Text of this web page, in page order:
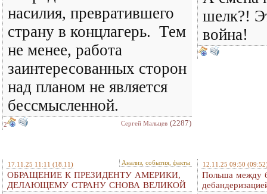
насилия, превратившего
страну в концлагерь. Тем
не менее, работа
заинтересованных сторон
над планом не является
бессмысленной.
2 Сергей Мальцев (2287)
шелк?!
война!
17.11.25 11:11 (18.11) Анализ, события, факты
ОБРАЩЕНИЕ К ПРЕЗИДЕНТУ АМЕРИКИ,
ДЕЛАЮЩЕМУ СТРАНУ СНОВА ВЕЛИКОЙ
12.11.25 09:50
Польша между